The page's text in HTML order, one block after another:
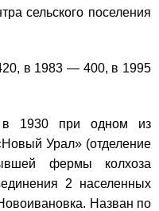
сельского поселения
в 1983 — 400, в 1995
в 1930 при одном из
Урал» (отделение
фермы колхоза
2 населенных
Назван по